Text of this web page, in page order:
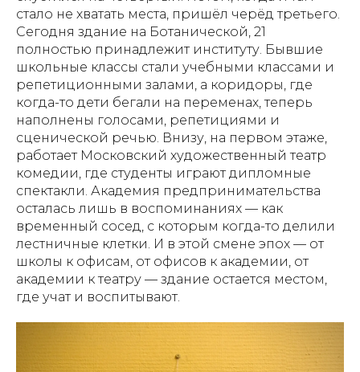
стало не хватать места, пришёл черёд третьего.
Сегодня здание на Ботанической, 21
полностью принадлежит институту. Бывшие
школьные классы стали учебными классами и
репетиционными залами, а коридоры, где
когда-то дети бегали на переменах, теперь
наполнены голосами, репетициями и
сценической речью. Внизу, на первом этаже,
работает Московский художественный театр
комедии, где студенты играют дипломные
спектакли. Академия предпринимательства
осталась лишь в воспоминаниях — как
временный сосед, с которым когда-то делили
лестничные клетки. И в этой смене эпох — от
школы к офисам, от офисов к академии, от
академии к театру — здание остается местом,
где учат и воспитывают.